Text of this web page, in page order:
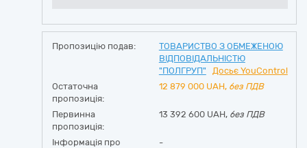
Пропозицію подав:
ТОВАРИСТВО З ОБМЕЖЕНОЮ
ВІДПОВІДАЛЬНІСТЮ
"ПОЛГРУП"
Досьє YouControl
Остаточна
пропозиція:
12 879 000 UAH, без ПДВ
Первинна
пропозиція:
13 392 600 UAH, без ПДВ
Інформація про
-